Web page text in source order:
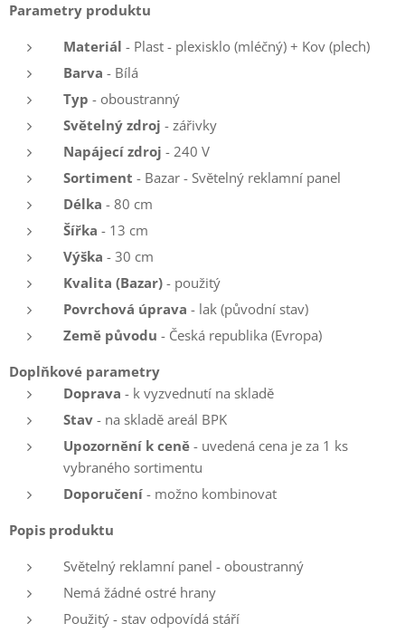
Parametry produktu
Materiál - Plast - plexisklo (mléčný) + Kov (plech)
Barva - Bílá
Typ - oboustranný
Světelný zdroj - zářivky
Napájecí zdroj - 240 V
Sortiment - Bazar - Světelný reklamní panel
Délka - 80 cm
Šířka - 13 cm
Výška - 30 cm
Kvalita (Bazar) - použitý
Povrchová úprava - lak (původní stav)
Země původu - Česká republika (Evropa)
Doplňkové parametry
Doprava - k vyzvednutí na skladě
Stav - na skladě areál BPK
Upozornění k ceně - uvedená cena je za 1 ks
vybraného sortimentu
Doporučení - možno kombinovat
Popis produktu
Světelný reklamní panel - oboustranný
Nemá žádné ostré hrany
Použitý - stav odpovídá stáří